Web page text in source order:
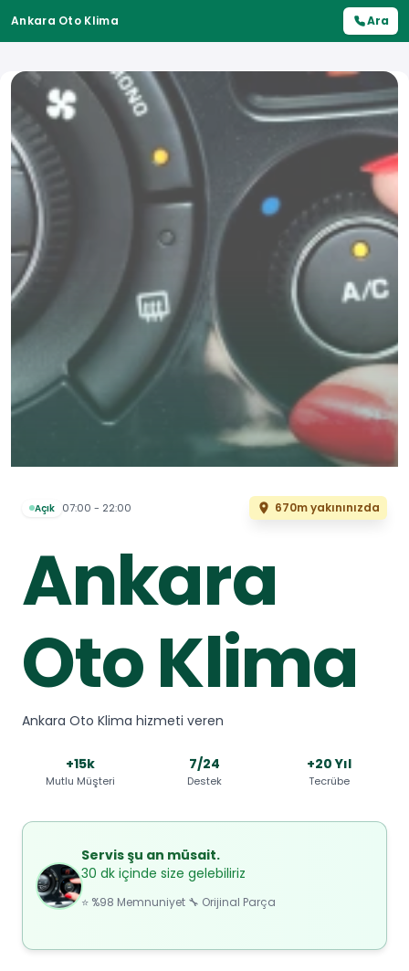
Ankara Oto Klima Ara
Açık 07:00 - 22:00 670m yakınınızda
Ankara
Oto Klima
Ankara Oto Klima hizmeti veren
+15k
Mutlu Müşteri
7/24
Destek
+20 Yıl
Tecrübe
Servis şu an müsait.
30 dk içinde size gelebiliriz
⭐ %98 Memnuniyet 🔧 Orijinal Parça